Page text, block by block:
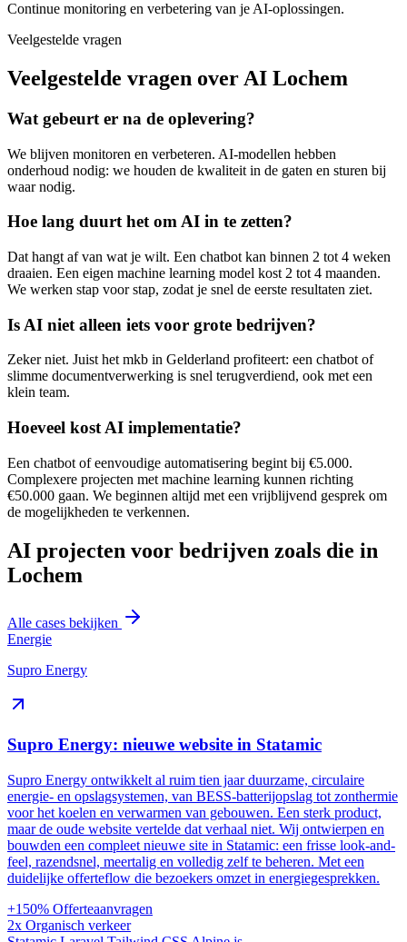
Continue monitoring en verbetering van je AI-oplossingen.
Veelgestelde vragen
Veelgestelde vragen over AI Lochem
Wat gebeurt er na de oplevering?
We blijven monitoren en verbeteren. AI-modellen hebben
onderhoud nodig: we houden de kwaliteit in de gaten en sturen bij
waar nodig.
Hoe lang duurt het om AI in te zetten?
Dat hangt af van wat je wilt. Een chatbot kan binnen 2 tot 4 weken
draaien. Een eigen machine learning model kost 2 tot 4 maanden.
We werken stap voor stap, zodat je snel de eerste resultaten ziet.
Is AI niet alleen iets voor grote bedrijven?
Zeker niet. Juist het mkb in Gelderland profiteert: een chatbot of
slimme documentverwerking is snel terugverdiend, ook met een
klein team.
Hoeveel kost AI implementatie?
Een chatbot of eenvoudige automatisering begint bij €5.000.
Complexere projecten met machine learning kunnen richting
€50.000 gaan. We beginnen altijd met een vrijblijvend gesprek om
de mogelijkheden te verkennen.
AI projecten voor bedrijven zoals die in
Lochem
Alle cases bekijken
Energie
Supro Energy
Supro Energy: nieuwe website in Statamic
Supro Energy ontwikkelt al ruim tien jaar duurzame, circulaire
energie- en opslagsystemen, van BESS-batterijopslag tot zonthermie
voor het koelen en verwarmen van gebouwen. Een sterk product,
maar de oude website vertelde dat verhaal niet. Wij ontwierpen en
bouwden een compleet nieuwe site in Statamic: een frisse look-and-
feel, razendsnel, meertalig en volledig zelf te beheren. Met een
duidelijke offerteflow die bezoekers omzet in energiegesprekken.
+150% Offerteaanvragen
2x Organisch verkeer